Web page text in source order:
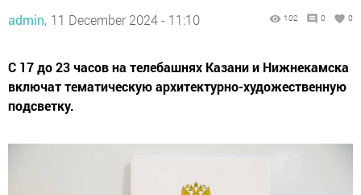
admin, 11 December 2024 - 11:10 102 0 0
С 17 до 23 часов на телебашнях Казани и Нижнекамска
включат тематическую архитектурно-художественную
подсветку.